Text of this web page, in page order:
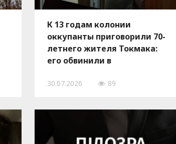
К 13 годам колонии
оккупанты приговорили 70-
летнего жителя Токмака:
его обвинили в
30.07.2026 89